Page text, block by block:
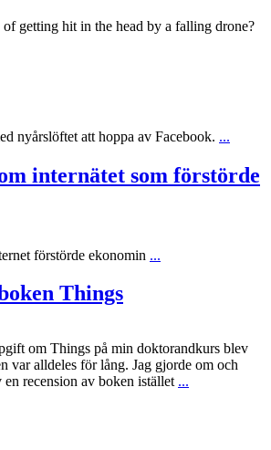
getting hit in the head by a falling drone?
nyårslöftet att hoppa av Facebook. ...
internätet som förstörde
förstörde ekonomin ...
Things
om Things på min doktorandkurs blev
var alldeles för lång. Jag gjorde om och
recension av boken istället ...